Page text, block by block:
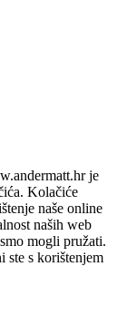
je
Kolačiće
naše online
naših web
mogli pružati.
ste s korištenjem